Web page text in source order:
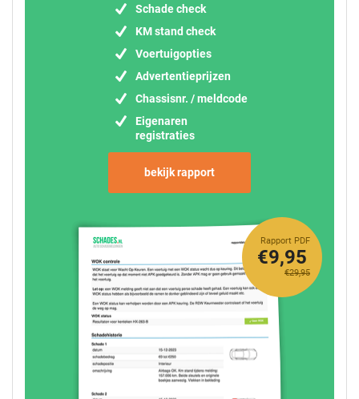
Schade check
KM stand check
Voertuigopties
Advertentieprijzen
Chassisnr. / meldcode
Eigenaren
registraties
bekijk rapport
Rapport PDF
€29,95
€9,95